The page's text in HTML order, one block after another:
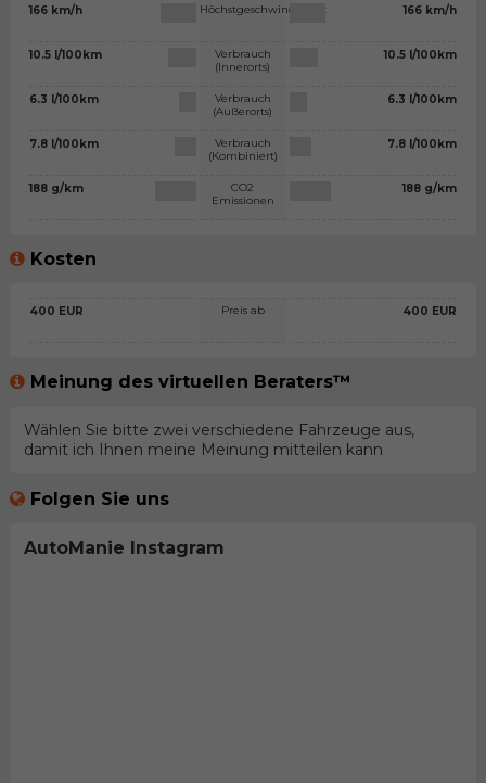
166 km/h
10.5 l/100km
6.3 l/100km
7.8 l/100km
188 g/km
Höchstgeschwindigkeit
Verbrauch
(Innerorts)
Verbrauch
(Außerorts)
Verbrauch
(Kombiniert)
CO2
Emissionen
166 km/h
10.5 l/100km
6.3 l/100km
7.8 l/100km
188 g/km
Kosten
400 EUR Preis ab 400 EUR
Meinung des virtuellen Beraters™
Wählen Sie bitte zwei verschiedene Fahrzeuge aus,
damit ich Ihnen meine Meinung mitteilen kann
Folgen Sie uns
AutoManie Instagram